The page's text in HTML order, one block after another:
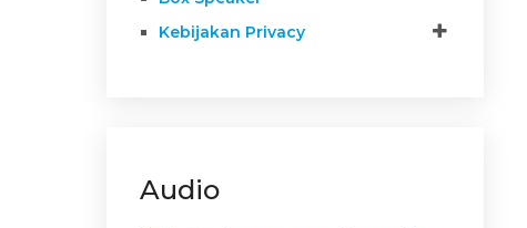
Kebijakan Privacy
Audio